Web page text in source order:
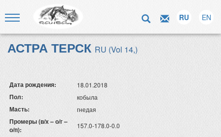
RU EN
АСТРА ТЕРСК RU (Vol 14,)
Дата рождения: 18.01.2018
Пол: кобыла
Масть: гнедая
Промеры (в/х – о/г –
о/п):
157.0-178.0-0.0